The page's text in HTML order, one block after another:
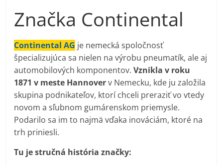
Značka Continental
Continental AG je nemecká spoločnosť
špecializujúca sa nielen na výrobu pneumatík, ale aj
automobilových komponentov.Vznikla v roku
1871 v meste Hannoverv Nemecku, kde ju založila
skupina podnikateľov, ktorí chceli preraziť vo vtedy
novom a sľubnom gumárenskom priemysle.
Podarilo sa im to najmä vďaka inováciám, ktoré na
trh priniesli.
Tu je stručná história značky: